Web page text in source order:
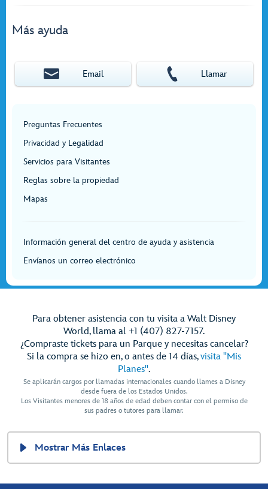
Más ayuda
Email Llamar
Preguntas Frecuentes
Privacidad y Legalidad
Servicios para Visitantes
Reglas sobre la propiedad
Mapas
Información general del centro de ayuda y asistencia
Envíanos un correo electrónico
Para obtener asistencia con tu visita a Walt Disney
World, llama al +1 (407) 827-7157.
¿Compraste tickets para un Parque y necesitas cancelar?
Si la compra se hizo en, o antes de 14 días,visita "Mis
Planes".
Se aplicarán cargos por llamadas internacionales cuando llames a Disney
desde fuera de los Estados Unidos.
Los Visitantes menores de 18 años de edad deben contar con el permiso de
sus padres o tutores para llamar.
Mostrar Más Enlaces